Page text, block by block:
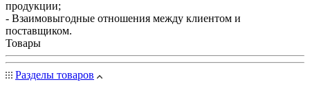
продукции;
- Взаимовыгодные отношения между клиентом и
поставщиком.
Товары
Разделы товаров